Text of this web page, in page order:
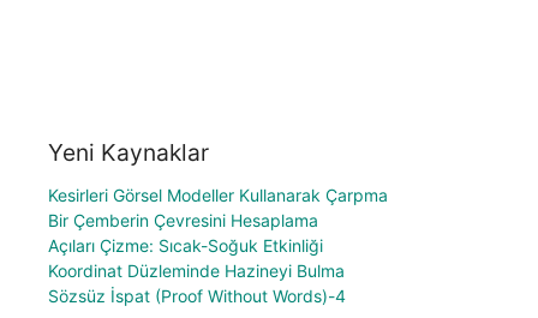
Yeni Kaynaklar
Kesirleri Görsel Modeller Kullanarak Çarpma
Bir Çemberin Çevresini Hesaplama
Açıları Çizme: Sıcak-Soğuk Etkinliği
Koordinat Düzleminde Hazineyi Bulma
Sözsüz İspat (Proof Without Words)-4